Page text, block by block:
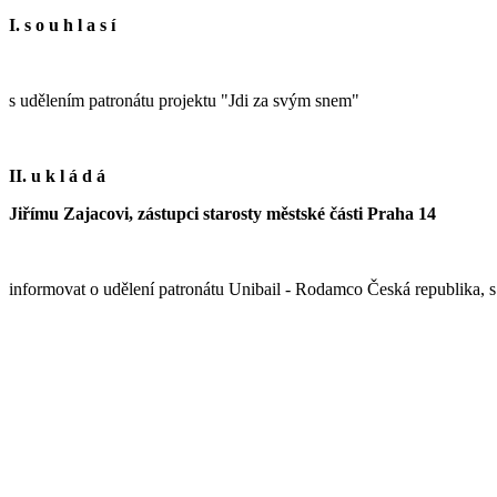
I. s o u h l a s í
s udělením patronátu projektu "Jdi za svým snem"
II. u k l á d á
Jiřímu Zajacovi, zástupci starosty městské části Praha 14
informovat o udělení patronátu Unibail - Rodamco Česká republika,